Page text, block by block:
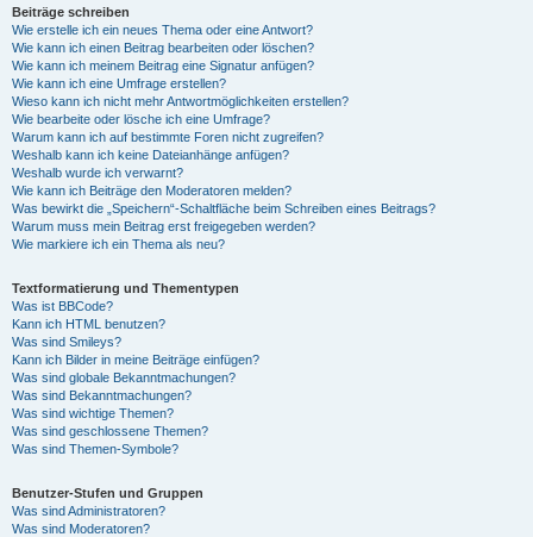
Beiträge schreiben
Wie erstelle ich ein neues Thema oder eine Antwort?
Wie kann ich einen Beitrag bearbeiten oder löschen?
Wie kann ich meinem Beitrag eine Signatur anfügen?
Wie kann ich eine Umfrage erstellen?
Wieso kann ich nicht mehr Antwortmöglichkeiten erstellen?
Wie bearbeite oder lösche ich eine Umfrage?
Warum kann ich auf bestimmte Foren nicht zugreifen?
Weshalb kann ich keine Dateianhänge anfügen?
Weshalb wurde ich verwarnt?
Wie kann ich Beiträge den Moderatoren melden?
Was bewirkt die „Speichern“-Schaltfläche beim Schreiben eines Beitrags?
Warum muss mein Beitrag erst freigegeben werden?
Wie markiere ich ein Thema als neu?
Textformatierung und Thementypen
Was ist BBCode?
Kann ich HTML benutzen?
Was sind Smileys?
Kann ich Bilder in meine Beiträge einfügen?
Was sind globale Bekanntmachungen?
Was sind Bekanntmachungen?
Was sind wichtige Themen?
Was sind geschlossene Themen?
Was sind Themen-Symbole?
Benutzer-Stufen und Gruppen
Was sind Administratoren?
Was sind Moderatoren?